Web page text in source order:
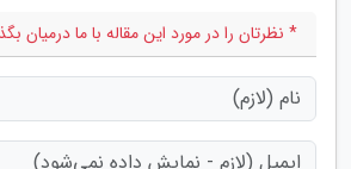
* نظرتان را در مورد این مقاله با ما درمیان